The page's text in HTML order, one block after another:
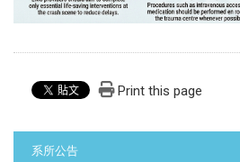
Print this page
系所公告